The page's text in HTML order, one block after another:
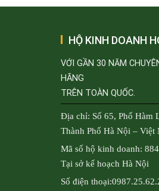
HỘ KINH DOANH
VỚI GẦN 30 NĂM
HÃNG
TRÊN TOÀN QUỐC.
Địa chỉ: Số 65, Phố Hàm
Thành Phố Hà Nội – Việt
Mã số hộ kinh doanh:
Tại sở kế hoạch Hà Nội
Số điện